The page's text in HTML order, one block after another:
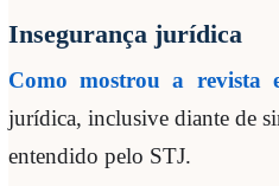
Insegurança jurídica
Como mostrou a revista
jurídica, inclusive diante de
entendido pelo STJ.